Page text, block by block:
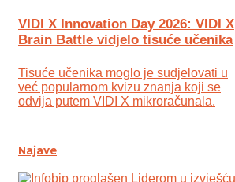
VIDI X Innovation Day 2026: VIDI X
Brain Battle vidjelo tisuće učenika
Tisuće učenika moglo je sudjelovati u
već popularnom kvizu znanja koji se
odvija putem VIDI X mikroračunala.
Najave